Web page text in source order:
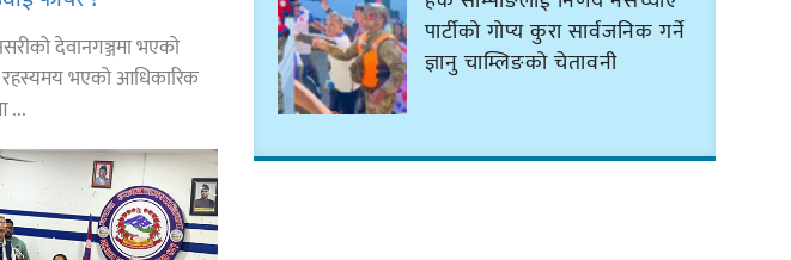
देवानगञ्जमा भएको
भएको आधिकारिक
...
पार्टीको गोप्य कुरा सार्वजनिक गर्ने
ज्ञानु चाम्लिङको चेतावनी
कार्तिक १८ गते इटहरीमा नेपथ्यको